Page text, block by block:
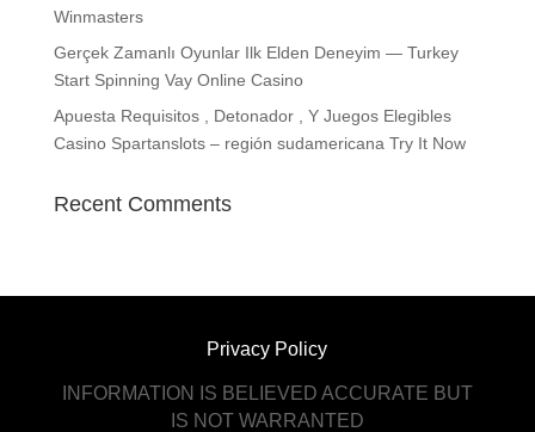
Winmasters
Gerçek Zamanlı Oyunlar Ilk Elden Deneyim — Turkey
Start Spinning Vay Online Casino
Apuesta Requisitos , Detonador , Y Juegos Elegibles
Casino Spartanslots – región sudamericana Try It Now
Recent Comments
Privacy Policy
INFORMATION IS BELIEVED ACCURATE BUT
IS NOT WARRANTED